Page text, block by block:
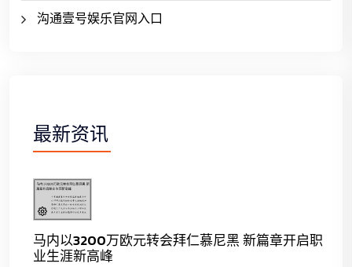
沟通壹号娱乐官网入口
最新资讯
马内以3200万欧元转会拜仁慕尼黑 新篇章开启职
业生涯新高峰